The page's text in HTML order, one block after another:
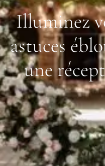
Illuminez
astuces
une